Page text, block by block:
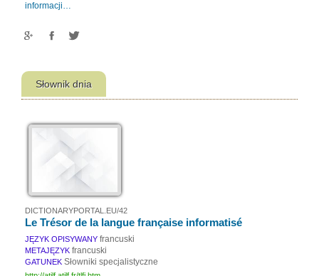
informacji…
Słownik dnia
DICTIONARYPORTAL.EU/42
Le Trésor de la langue française informatisé
JĘZYK OPISYWANY francuski
METAJĘZYK francuski
GATUNEK Słowniki specjalistyczne